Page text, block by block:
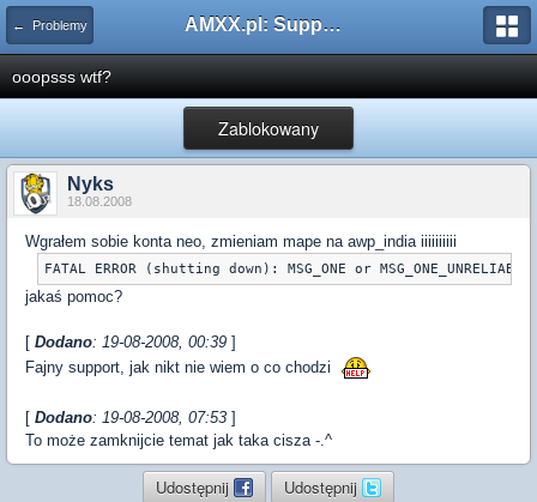
← Problemy AMXX.pl: Support AMX Mod X i SourceMod
ooopsss wtf?
Zablokowany
Nyks
18.08.2008
Wgrałem sobie konta neo, zmieniam mape na awp_india iiiiiiiiii
FATAL ERROR (shutting down): MSG_ONE or
jakaś pomoc?
[ Dodano: 19-08-2008, 00:39 ]
Fajny support, jak nikt nie wiem o co chodzi
[ Dodano: 19-08-2008, 07:53 ]
To może zamknijcie temat jak taka cisza -.^
Udostępnij Udostępnij